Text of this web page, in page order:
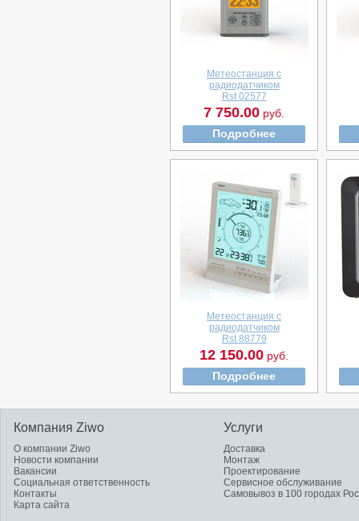
Метеостанция с
радиодатчиком
Rst 02577
7 750.00 руб.
Подробнее
Метеостанция с
радиодатчиком
Rst 88779
12 150.00 руб.
Подробнее
Компания Ziwo
О компании Ziwo
Новости компании
Вакансии
Социальная ответственность
Контакты
Карта сайта
Услуги
Доставка
Монтаж
Проектирование
Сервисное обслуживание
Самовывоз в 100 городах